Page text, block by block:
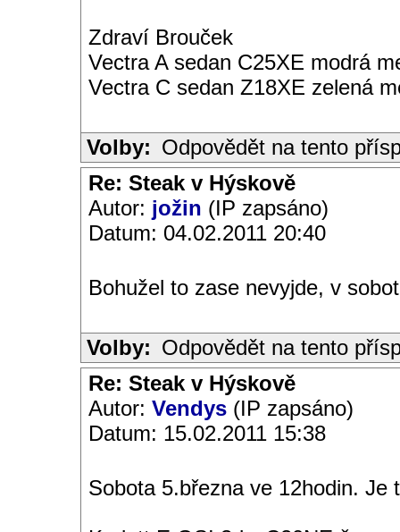
Zdraví Brouček
Vectra A sedan C25XE modrá
Vectra C sedan Z18XE zelená
Volby: Odpovědět na tento
Re: Steak v Hýskově
Autor: jožin (IP zapsáno)
Datum: 04.02.2011 20:40
Bohužel to zase nevyjde, v
Volby: Odpovědět na tento
Re: Steak v Hýskově
Autor: Vendys (IP zapsáno)
Datum: 15.02.2011 15:38
Sobota 5.března ve 12hodin. Je